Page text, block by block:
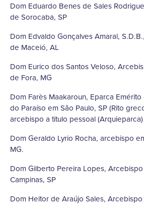
Dom Eduardo Benes de Sales
de Sorocaba, SP
Dom Edvaldo Gonçalves Amaral,
de Maceió, AL
Dom Eurico dos Santos Veloso,
de Fora, MG
Dom Farès Maakaroun, Eparca
do Paraíso em São Paulo, SP (Rito
arcebispo a titulo pessoal (Arquieparca)
Dom Geraldo Lyrio Rocha, arcebispo
MG.
Dom Gilberto Pereira Lopes,
Campinas, SP
Dom Heitor de Araújo Sales,